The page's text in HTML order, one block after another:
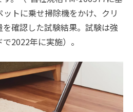
トに乗せ掃除機をかけ、クリ
確認した試験結果。試験は強
2022年に実施）。